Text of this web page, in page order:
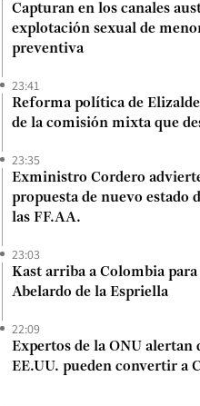
Capturan en los canales
explotación sexual de
preventiva
23:41
Reforma política de
de la comisión mixta que
23:35
Exministro Cordero
propuesta de nuevo estado
las FF.AA.
23:03
Kast arriba a Colombia
Abelardo de la Espriella
22:09
Expertos de la ONU alertan
EE.UU. pueden convertir a